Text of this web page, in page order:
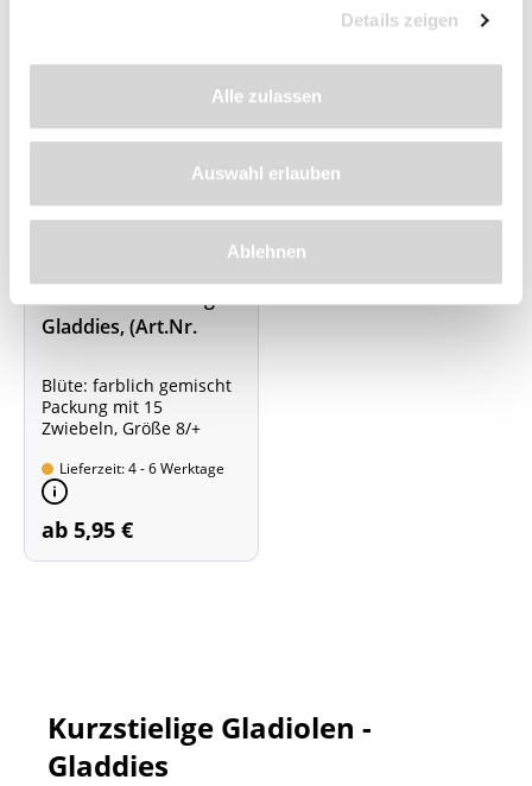
Details zeigen
Alle zulassen
Auswahl erlauben
Ablehnen
Gladiolenmischung -
Gladdies, (Art.Nr.
Blüte: farblich gemischt
Packung mit 15
Zwiebeln, Größe 8/+
Lieferzeit: 4 - 6 Werktage
ab 5,95 €
Kurzstielige Gladiolen -
Gladdies